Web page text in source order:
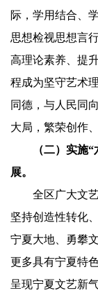
际，学用结合、
思想检视思想言
高理论素养、提
程成为坚守艺术
同德，与人民同
大局，繁荣创作
（二）实施
展。
全区广大文艺
坚持创造性转化
宁夏大地、勇攀
更多具有宁夏特
呈现宁夏文艺新